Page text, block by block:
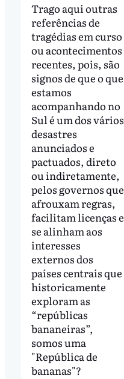
Trago aqui outras
referências de
tragédias em curso
ou acontecimentos
recentes, pois, são
signos de que o que
estamos
acompanhando no
Sul é um dos vários
desastres
anunciados e
pactuados, direto
ou indiretamente,
pelos governos que
afrouxam regras,
facilitam licenças e
se alinham aos
interesses
externos dos
países centrais que
historicamente
exploram as
“repúblicas
bananeiras”,
somos uma
"República de
bananas"?